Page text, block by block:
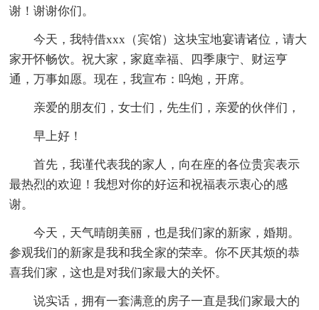
谢！谢谢你们。
今天，我特借xxx（宾馆）这块宝地宴请诸位，请大
家开怀畅饮。祝大家，家庭幸福、四季康宁、财运亨
通，万事如愿。现在，我宣布：呜炮，开席。
亲爱的朋友们，女士们，先生们，亲爱的伙伴们，
早上好！
首先，我谨代表我的家人，向在座的各位贵宾表示
最热烈的欢迎！我想对你的好运和祝福表示衷心的感
谢。
今天，天气晴朗美丽，也是我们家的新家，婚期。
参观我们的新家是我和我全家的荣幸。你不厌其烦的恭
喜我们家，这也是对我们家最大的关怀。
说实话，拥有一套满意的房子一直是我们家最大的